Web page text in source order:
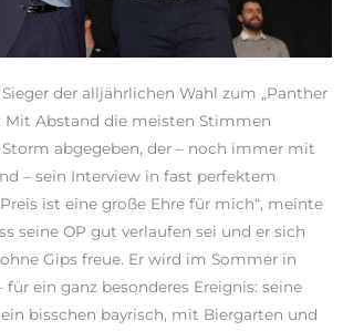
der alljährlichen Wahl zum „Panther
Mit Abstand die meisten Stimmen
abgegeben, der – noch immer mit
– sein Interview in fast perfektem
ist eine große Ehre für mich“, meinte
seine OP gut verlaufen sei und er sich
Gips freue. Er wird im Sommer in
für ein ganz besonderes Ereignis: seine
bisschen bayrisch, mit Biergarten und